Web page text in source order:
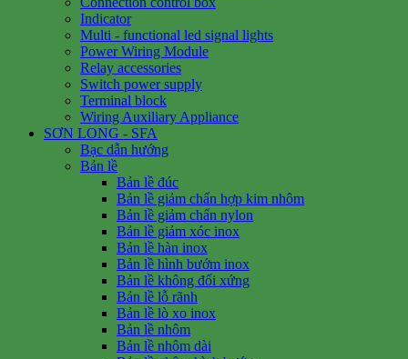
Indicator
Multi - functional led signal lights
Power Wiring Module
Relay accessories
Switch power supply
Terminal block
Wiring Auxiliary Appliance
SƠN LONG - SFA
Bạc dẫn hướng
Bản lề
Bản lề đúc
Bản lề giảm chấn hợp kim nhôm
Bản lề giảm chấn nylon
Bản lề giảm xóc inox
Bản lề hàn inox
Bản lề hình bướm inox
Bản lề không đối xứng
Bản lề lỗ rãnh
Bản lề lò xo inox
Bản lề nhôm
Bản lề nhôm dài